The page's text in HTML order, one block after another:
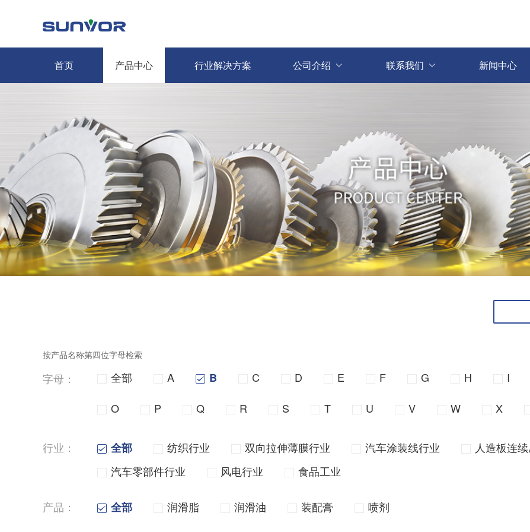
首页 产品中心 行业解决方案 公司介绍  联系我们  新闻中心
按产品名称第四位字母检索
字母： 全部 A B C D E F G H I
O
P Q R S T U V W X
行业： 全部 纺织行业 双向拉伸薄膜行业 汽车涂装线行业 人造板连
汽车零部件行业
风电行业 食品工业
产品： 全部 润滑脂 润滑油 装配膏 喷剂